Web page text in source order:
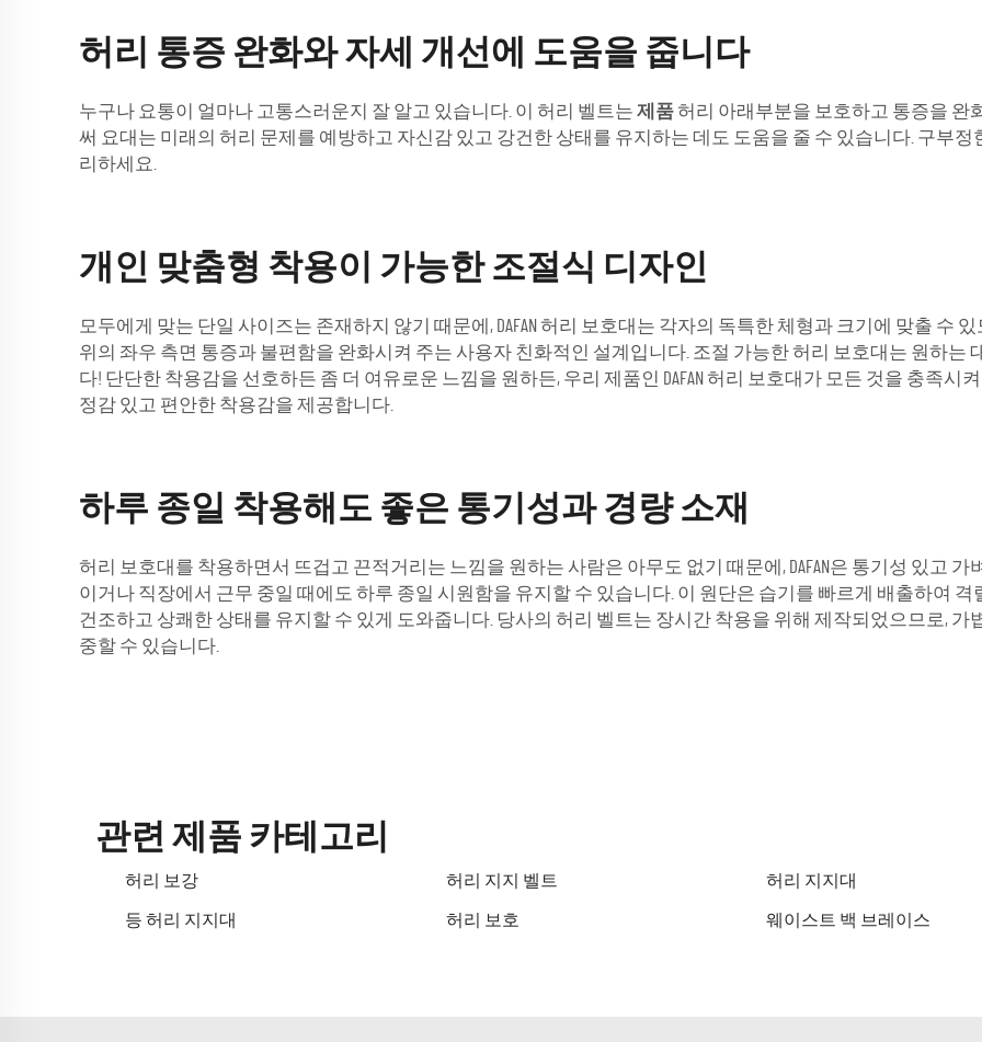
허리 통증 완화와 자세 개선에 도움을 줍니다
누구나 요통이 얼마나 고통스러운지 잘 알고 있습니다. 이 허리 벨트는 제품허리 아래부분을 보호하고 통증을 완
써 요대는 미래의 허리 문제를 예방하고 자신감 있고 강건한 상태를 유지하는 데도 도움을 줄 수 있습니다. 구부정
리하세요.
개인 맞춤형 착용이 가능한 조절식 디자인
모두에게 맞는 단일 사이즈는 존재하지 않기 때문에, DAFAN 허리 보호대는 각자의 독특한 체형과 크기에 맞출 수
위의 좌우 측면 통증과 불편함을 완화시켜 주는 사용자 친화적인 설계입니다. 조절 가능한 허리 보호대는 원하는
다! 단단한 착용감을 선호하든 좀 더 여유로운 느낌을 원하든, 우리 제품인 DAFAN 허리 보호대가 모든 것을 충족시
정감 있고 편안한 착용감을 제공합니다.
하루 종일 착용해도 좋은 통기성과 경량 소재
허리 보호대를 착용하면서 뜨겁고 끈적거리는 느낌을 원하는 사람은 아무도 없기 때문에, DAFAN은 통기성 있고
이거나 직장에서 근무 중일 때에도 하루 종일 시원함을 유지할 수 있습니다. 이 원단은 습기를 빠르게 배출하여
건조하고 상쾌한 상태를 유지할 수 있게 도와줍니다. 당사의 허리 벨트는 장시간 착용을 위해 제작되었으므로, 가
중할 수 있습니다.
관련 제품 카테고리
허리 보강 허리 지지 벨트 허리 지지대
등 허리 지지대 허리 보호 웨이스트 백 브레이스